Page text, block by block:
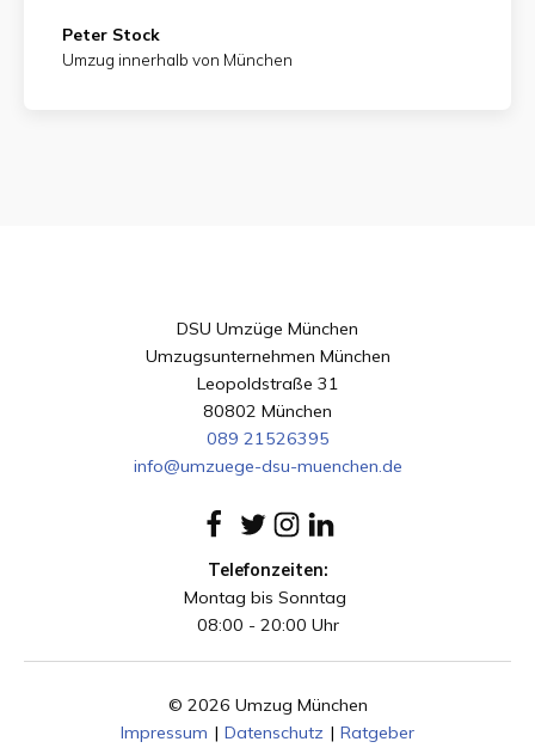
Peter Stock
Umzug innerhalb von München
DSU Umzüge München
Umzugsunternehmen München
Leopoldstraße 31
80802 München
089 21526395
info@umzuege-dsu-muenchen.de
Telefonzeiten:
Montag bis Sonntag
08:00 - 20:00 Uhr
© 2026 Umzug München
Impressum | Datenschutz | Ratgeber